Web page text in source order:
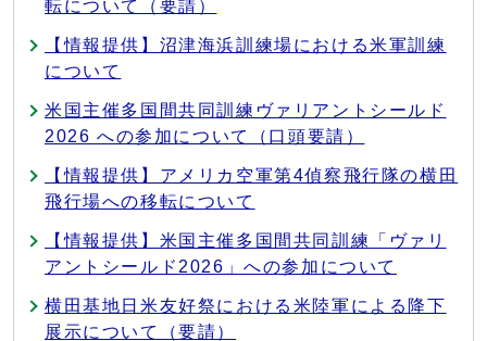
転について（要請）
【情報提供】沼津海浜訓練場における米軍訓練
について
米国主催多国間共同訓練ヴァリアントシールド
2026 への参加について（口頭要請）
【情報提供】アメリカ空軍第4偵察飛行隊の横田
飛行場への移転について
【情報提供】米国主催多国間共同訓練「ヴァリ
アントシールド2026」への参加について
横田基地日米友好祭における米陸軍による降下
展示について（要請）